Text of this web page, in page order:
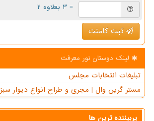
= ۳ بعلاوه ۲
ثبت کامنت
لینک دوستان نور معرفت
تبلیغات انتخابات مجلس
مستر گرین وال | مجری و طراح انواع دیوار سبز
پربیننده ترین ها